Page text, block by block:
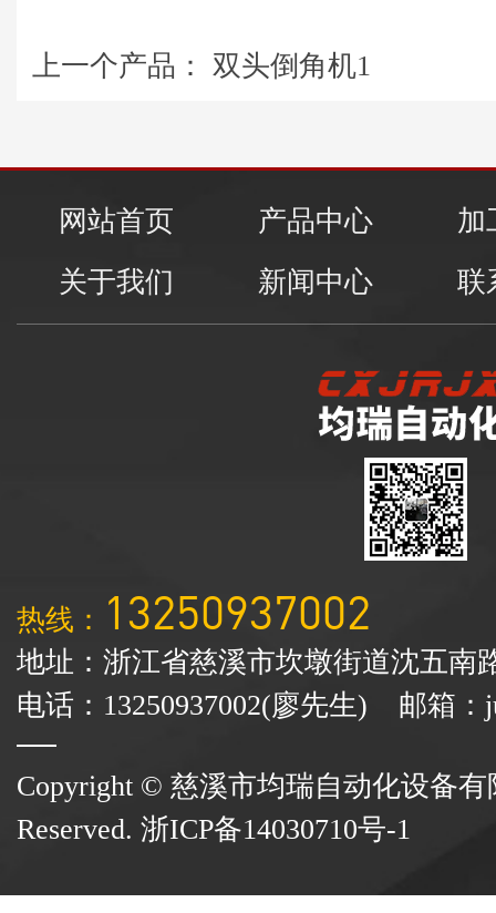
上一个产品： 双头倒角机1
网站首页 产品中心
加
关于我们
新闻中心 联
热线： 13250937002
地址：浙江省慈溪市坎墩街道沈五南
电话：13250937002(廖先生) 邮箱：
Copyright © 慈溪市均瑞自动化设备有
Reserved. 浙ICP备14030710号-1